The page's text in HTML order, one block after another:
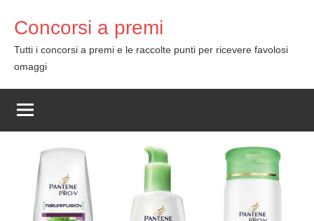
content
Concorsi a premi
Tutti i concorsi a premi e le raccolte punti per ricevere favolosi
omaggi